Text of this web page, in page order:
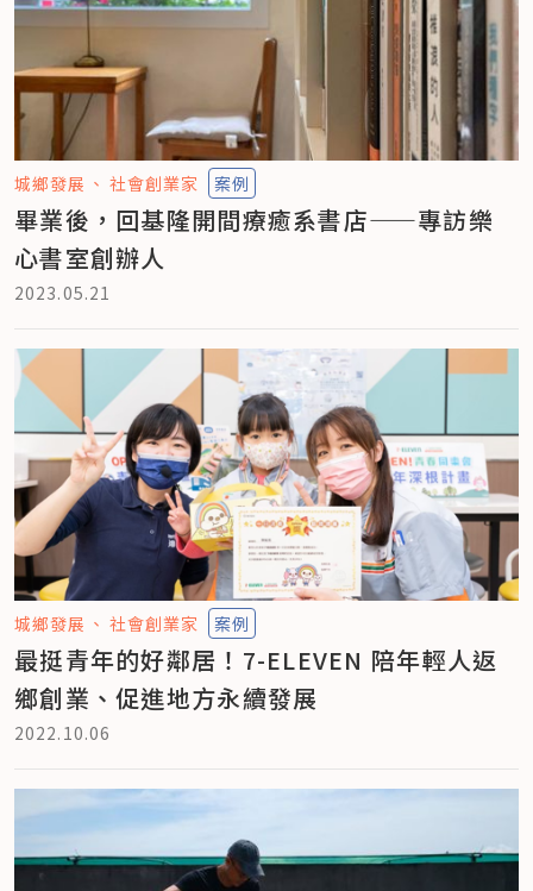
城鄉發展 社會創業家 案例
畢業後，回基隆開間療癒系書店——專訪樂
心書室創辦人
2023.05.21
城鄉發展 社會創業家 案例
最挺青年的好鄰居！7-ELEVEN 陪年輕人返
鄉創業、促進地方永續發展
2022.10.06